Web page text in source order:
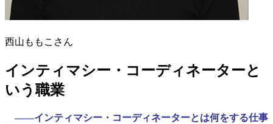
西山ももこさん
インティマシー・コーディネーターと
いう職業
――インティマシー・コーディネーターとは何をする仕事